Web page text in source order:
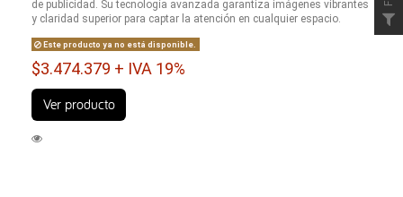
de publicidad. Su tecnología avanzada garantiza imágenes vibrantes
y claridad superior para captar la atención en cualquier espacio.
Este producto ya no está disponible.
$3.474.379 + IVA 19%
Ver producto